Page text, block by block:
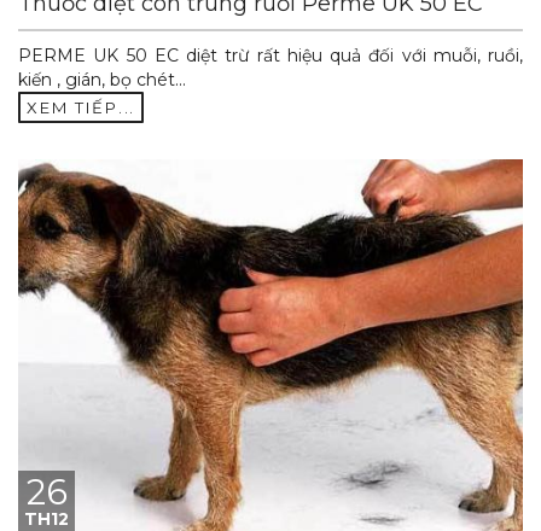
PERME UK 50 EC diệt trừ rất hiệu quả đối với muỗi, ruồi,
kiến , gián, bọ chét...
XEM TIẾP...
26
TH12